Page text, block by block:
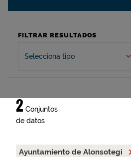
FILTRAR RESULTADOS
Selecciona tipo
2 Conjuntos
de datos
Ayuntamiento de Alonsotegi